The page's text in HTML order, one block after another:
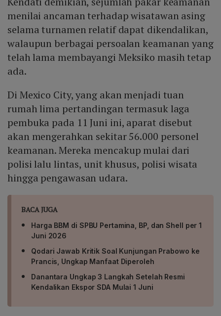
pemerintah pada wisatawan asing mengabaikan
masalah keamanan yang dihadapi warga lokal, seperti
krisis orang hilang dan kekerasan kartel, yang dapat
memicu protes masyarakat sipil selama turnamen.
menilai ancaman terhadap wisatawan asing
selama turnamen relatif dapat dikendalikan,
walaupun berbagai persoalan keamanan yang
telah lama membayangi Meksiko masih tetap
ada.
Di Mexico City, yang akan menjadi tuan
rumah lima pertandingan termasuk laga
pembuka pada 11 Juni ini, aparat disebut
akan mengerahkan sekitar 56.000 personel
keamanan. Mereka mencakup mulai dari
polisi lalu lintas, unit khusus, polisi wisata
hingga pengawasan udara.
BACA JUGA
Harga BBM di SPBU Pertamina, BP, dan Shell per 1
Juni 2026
Qodari Jawab Kritik Soal Kunjungan Prabowo ke
Prancis, Ungkap Manfaat Diperoleh
Danantara Ungkap 3 Langkah Setelah Resmi
Kendalikan Ekspor SDA Mulai 1 Juni